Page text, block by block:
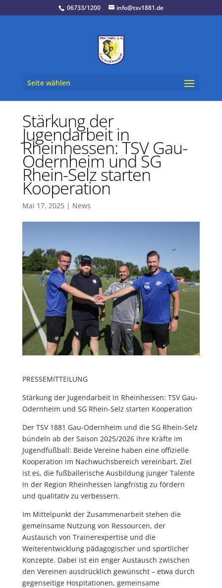
06733/1200 info@tsv1881.de
Seite wählen
Stärkung der
Jugendarbeit in
Rheinhessen: TSV Gau-
Odernheim und SG
Rhein-Selz starten
Kooperation
Mai 17, 2025| News
PRESSEMITTEILUNG
Stärkung der Jugendarbeit in Rheinhessen: TSV Gau-
Odernheim und SG Rhein-Selz starten Kooperation
Der TSV 1881 Gau-Odernheim und die SG Rhein-Selz
bündeln ab der Saison 2025/2026 ihre Kräfte im
Jugendfußball: Beide Vereine haben eine offizielle
Kooperation im Nachwuchsbereich vereinbart. Ziel
ist es, die fußballerische Ausbildung junger Talente
in der Region Rheinhessen langfristig zu fördern
und qualitativ zu verbessern.
Im Mittelpunkt der Zusammenarbeit stehen die
gemeinsame Nutzung von Ressourcen, der
Austausch von Trainerexpertise und die
Weiterentwicklung pädagogischer und sportlicher
Konzepte. Dabei ist ein enger Austausch zwischen
den Vereinen ausdrücklich gewünscht – etwa durch
gegenseitige Hospitationen, gemeinsame